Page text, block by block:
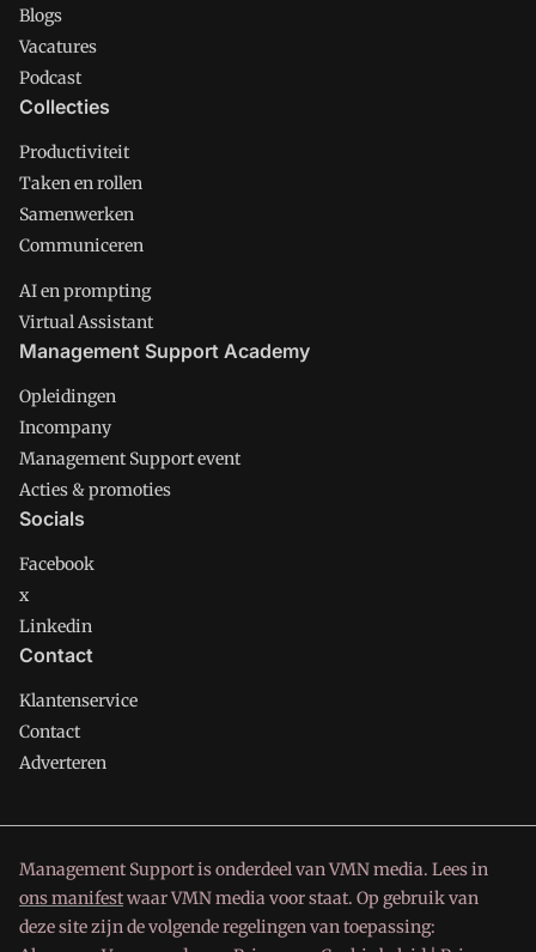
Blogs
Vacatures
Podcast
Collecties
Productiviteit
Taken en rollen
Samenwerken
Communiceren
AI en prompting
Virtual Assistant
Management Support Academy
Opleidingen
Incompany
Management Support event
Acties & promoties
Socials
Facebook
x
Linkedin
Contact
Klantenservice
Contact
Adverteren
Management Support is onderdeel van VMN media. Lees in
ons manifestwaar VMN media voor staat. Op gebruik van
deze site zijn de volgende regelingen van toepassing: